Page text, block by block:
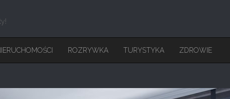
ROZRYWKA TURYSTYKA ZDROWIE